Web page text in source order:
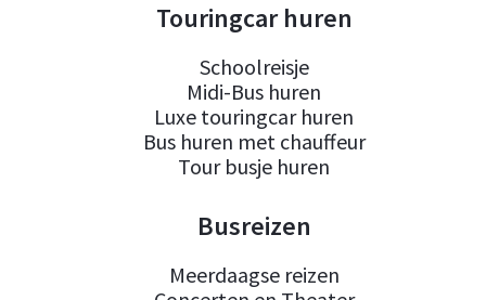
Touringcar huren
Schoolreisje
Midi-Bus huren
Luxe touringcar huren
Bus huren met chauffeur
Tour busje huren
Busreizen
Meerdaagse reizen